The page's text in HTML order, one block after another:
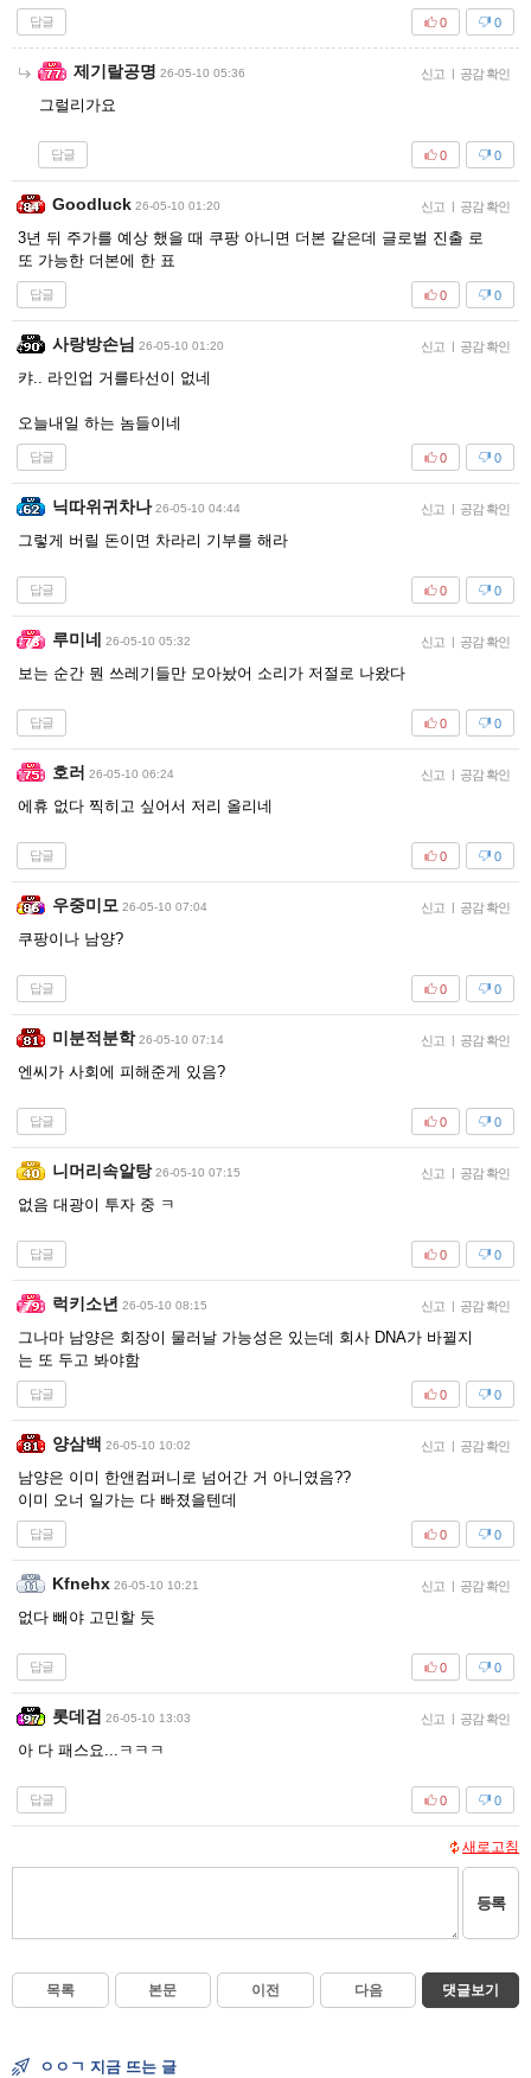
답글 0
0
제기랄공명 26-05-10 05:36 신고 | 공감 확인
그럴리가요
답글 0
0
Goodluck 26-05-10 01:20 신고 | 공감 확인
3년 뒤 주가를 예상 했을 때 쿠팡 아니면 더본 같은데 글로벌 진출 로
또 가능한 더본에 한 표
답글 0
0
사랑방손님 26-05-10 01:20 신고 | 공감 확인
캬.. 라인업 거를타선이 없네
오늘내일 하는 놈들이네
답글 0
0
닉따위귀차나 26-05-10 04:44 신고 | 공감 확인
그렇게 버릴 돈이면 차라리 기부를 해라
답글 0
0
루미네 26-05-10 05:32 신고 | 공감 확인
보는 순간 뭔 쓰레기들만 모아놨어 소리가 저절로 나왔다
답글 0
0
호러 26-05-10 06:24 신고 | 공감 확인
에휴 없다 찍히고 싶어서 저리 올리네
답글 0
0
우중미모 26-05-10 07:04 신고 | 공감 확인
쿠팡이나 남양?
답글 0
0
미분적분학 26-05-10 07:14 신고 | 공감 확인
엔씨가 사회에 피해준게 있음?
답글 0
0
니머리속알탕 26-05-10 07:15 신고 | 공감 확인
없음 대광이 투자 중 ㅋ
답글 0
0
럭키소년 26-05-10 08:15 신고 | 공감 확인
그나마 남양은 회장이 물러날 가능성은 있는데 회사 DNA가 바뀔지
는 또 두고 봐야함
답글 0
0
양삼백 26-05-10 10:02 신고 | 공감 확인
남양은 이미 한앤컴퍼니로 넘어간 거 아니였음??
이미 오너 일가는 다 빠졌을텐데
답글 0
0
Kfnehx 26-05-10 10:21 신고 | 공감 확인
없다 빼야 고민할 듯
답글 0
0
롯데검 26-05-10 13:03 신고 | 공감 확인
아 다 패스요...ㅋㅋㅋ
답글 0
0
새로고침
등록
목록 본문 이전 다음 댓글보기
ㅇㅇㄱ 지금 뜨는 글